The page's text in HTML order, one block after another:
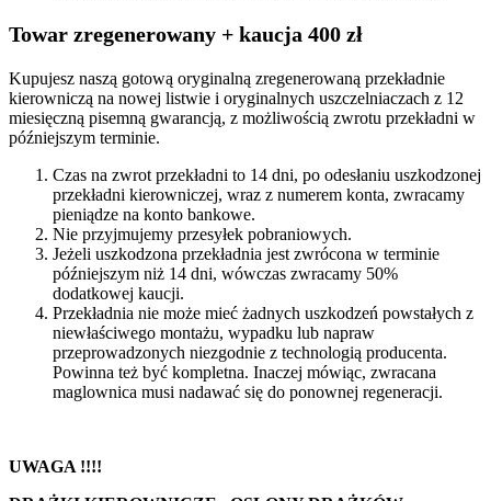
Towar zregenerowany + kaucja 400 zł
Kupujesz naszą gotową oryginalną zregenerowaną przekładnie
kierowniczą na nowej listwie i oryginalnych uszczelniaczach z 12
miesięczną pisemną gwarancją, z możliwością zwrotu przekładni w
późniejszym terminie.
Czas na zwrot przekładni to 14 dni, po odesłaniu uszkodzonej
przekładni kierowniczej, wraz z numerem konta, zwracamy
pieniądze na konto bankowe.
Nie przyjmujemy przesyłek pobraniowych.
Jeżeli uszkodzona przekładnia jest zwrócona w terminie
późniejszym niż 14 dni, wówczas zwracamy 50%
dodatkowej kaucji.
Przekładnia nie może mieć żadnych uszkodzeń powstałych z
niewłaściwego montażu, wypadku lub napraw
przeprowadzonych niezgodnie z technologią producenta.
Powinna też być kompletna. Inaczej mówiąc, zwracana
maglownica musi nadawać się do ponownej regeneracji.
UWAGA !!!!